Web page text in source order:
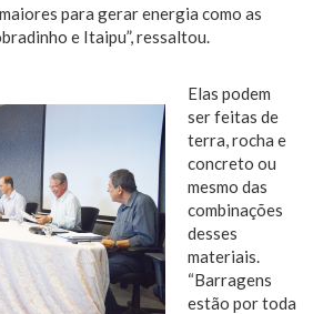
para gerar energia como as
e Itaipu”, ressaltou.
Elas podem
ser feitas de
terra, rocha e
concreto ou
mesmo das
combinações
desses
materiais.
“Barragens
estão por toda